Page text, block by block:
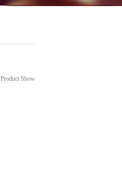
Product Show